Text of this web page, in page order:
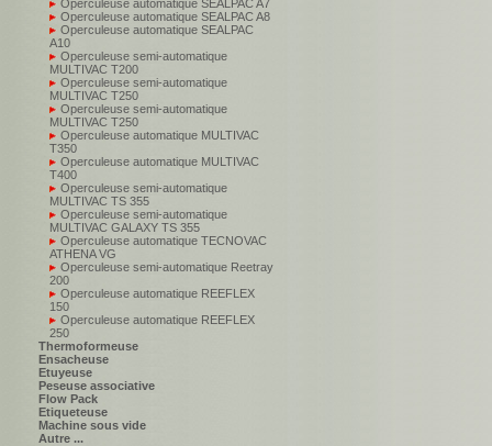
Operculeuse automatique SEALPAC A7
Operculeuse automatique SEALPAC A8
Operculeuse automatique SEALPAC
A10
Operculeuse semi-automatique
MULTIVAC T200
Operculeuse semi-automatique
MULTIVAC T250
Operculeuse semi-automatique
MULTIVAC T250
Operculeuse automatique MULTIVAC
T350
Operculeuse automatique MULTIVAC
T400
Operculeuse semi-automatique
MULTIVAC TS 355
Operculeuse semi-automatique
MULTIVAC GALAXY TS 355
Operculeuse automatique TECNOVAC
ATHENA VG
Operculeuse semi-automatique Reetray
200
Operculeuse automatique REEFLEX
150
Operculeuse automatique REEFLEX
250
Thermoformeuse
Ensacheuse
Etuyeuse
Peseuse associative
Flow Pack
Etiqueteuse
Machine sous vide
Autre ...